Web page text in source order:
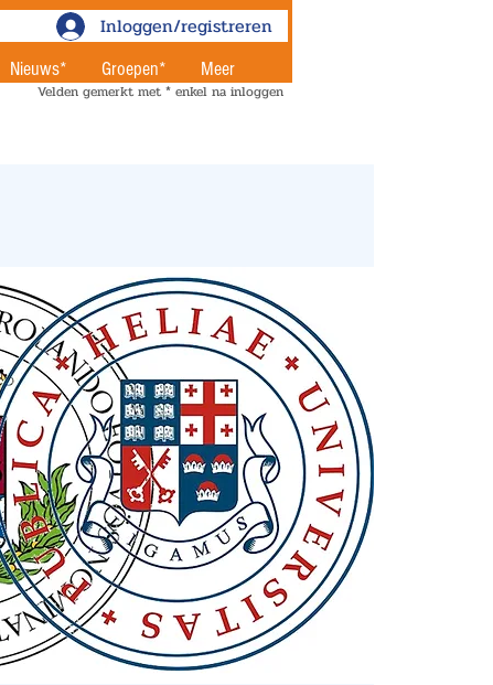
Inloggen/registreren
Nieuws* Groepen* Meer
Velden gemerkt met * enkel na inloggen